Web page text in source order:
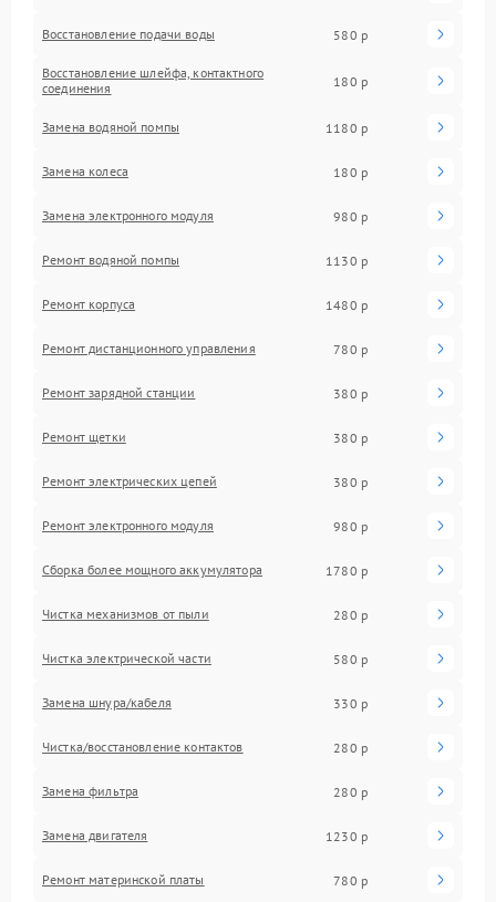
Восстановление подачи воды 580 р
Восстановление шлейфа, контактного
соединения
180 р
Замена водяной помпы 1180 р
Замена колеса 180 р
Замена электронного модуля 980 р
Ремонт водяной помпы 1130 р
Ремонт корпуса 1480 р
Ремонт дистанционного управления 780 р
Ремонт зарядной станции 380 р
Ремонт щетки 380 р
Ремонт электрических цепей 380 р
Ремонт электронного модуля 980 р
Сборка более мощного аккумулятора 1780 р
Чистка механизмов от пыли 280 р
Чистка электрической части 580 р
Замена шнура/кабеля 330 р
Чистка/восстановление контактов 280 р
Замена фильтра 280 р
Замена двигателя 1230 р
Ремонт материнской платы 780 р